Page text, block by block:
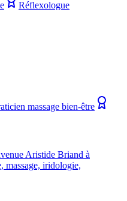
Réflexologue
massage bien-être
Aristide Briand à
massage, iridologie,